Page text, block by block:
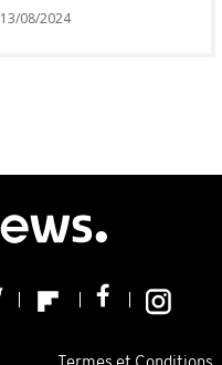
13/08/2024